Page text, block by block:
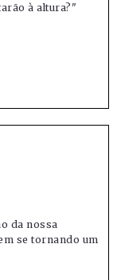
à altura?"
da nossa
se tornando um